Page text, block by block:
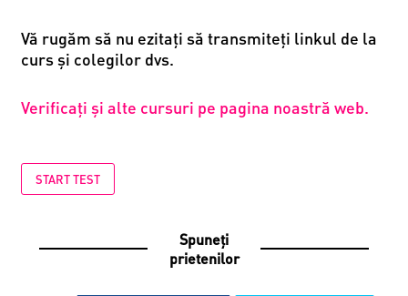
Vă rugăm să nu ezitați să transmiteți linkul de la
curs și colegilor dvs.
Verificaţi și alte cursuri pe pagina noastră web.
START TEST
Spuneți
prietenilor